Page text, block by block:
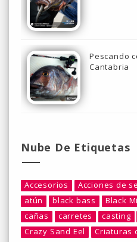
Pescando
Cantabria
Nube De Etiquetas
Accesorios Acciones de
atún
black bass Black
cañas
carretes casting
Crazy Sand Eel
Criaturas